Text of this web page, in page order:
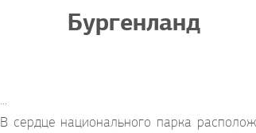
Бургенланд
...
В сердце национального парка